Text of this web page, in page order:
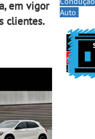
em vigor
clientes.
Auto